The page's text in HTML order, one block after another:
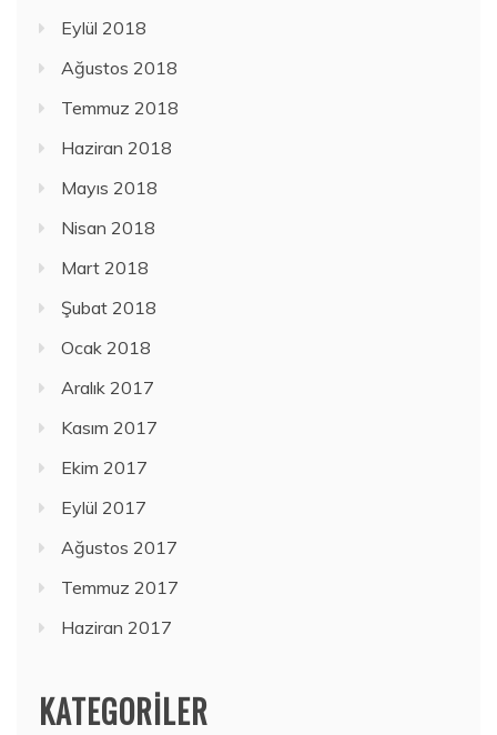
Eylül 2018
Ağustos 2018
Temmuz 2018
Haziran 2018
Mayıs 2018
Nisan 2018
Mart 2018
Şubat 2018
Ocak 2018
Aralık 2017
Kasım 2017
Ekim 2017
Eylül 2017
Ağustos 2017
Temmuz 2017
Haziran 2017
KATEGORILER